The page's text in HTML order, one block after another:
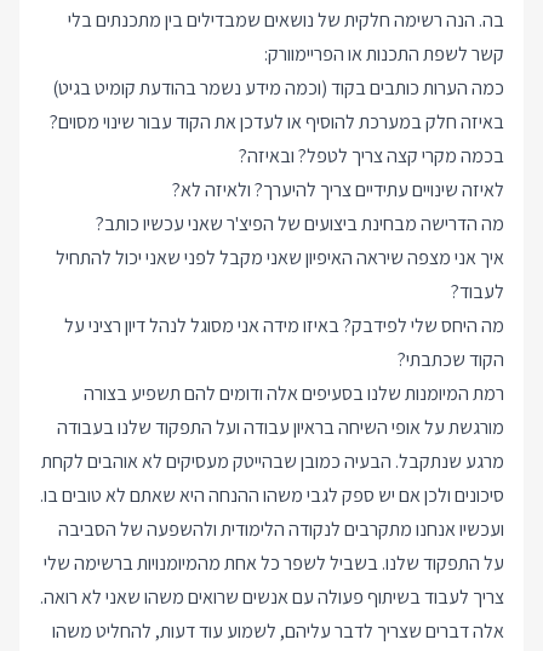
בה. הנה רשימה חלקית של נושאים שמבדילים בין מתכנתים בלי
קשר לשפת התכנות או הפריימוורק:
כמה הערות כותבים בקוד (וכמה מידע נשמר בהודעת קומיט בגיט)
באיזה חלק במערכת להוסיף או לעדכן את הקוד עבור שינוי מסוים?
בכמה מקרי קצה צריך לטפל? ובאיזה?
לאיזה שינויים עתידיים צריך להיערך? ולאיזה לא?
מה הדרישה מבחינת ביצועים של הפיצ'ר שאני עכשיו כותב?
איך אני מצפה שיראה האיפיון שאני מקבל לפני שאני יכול להתחיל
לעבוד?
מה היחס שלי לפידבק? באיזו מידה אני מסוגל לנהל דיון רציני על
הקוד שכתבתי?
רמת המיומנות שלנו בסעיפים אלה ודומים להם תשפיע בצורה
מורגשת על אופי השיחה בראיון עבודה ועל התפקוד שלנו בעבודה
מרגע שנתקבל. הבעיה כמובן שבהייטק מעסיקים לא אוהבים לקחת
סיכונים ולכן אם יש ספק לגבי משהו ההנחה היא שאתם לא טובים בו.
ועכשיו אנחנו מתקרבים לנקודה הלימודית ולהשפעה של הסביבה
על התפקוד שלנו. בשביל לשפר כל אחת מהמיומנויות ברשימה שלי
צריך לעבוד בשיתוף פעולה עם אנשים שרואים משהו שאני לא רואה.
אלה דברים שצריך לדבר עליהם, לשמוע עוד דעות, להחליט משהו